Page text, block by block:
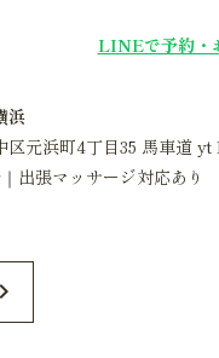
LINEで予約・
浜
区元浜町4丁目35 馬車道
出張マッサージ対応あり
chevron_right